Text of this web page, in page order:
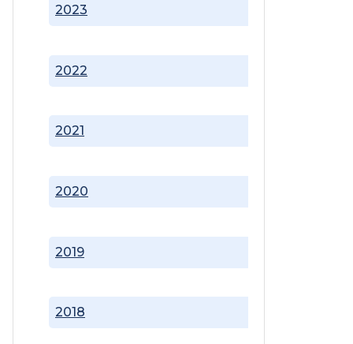
2018
2019
2020
2021
2022
2023